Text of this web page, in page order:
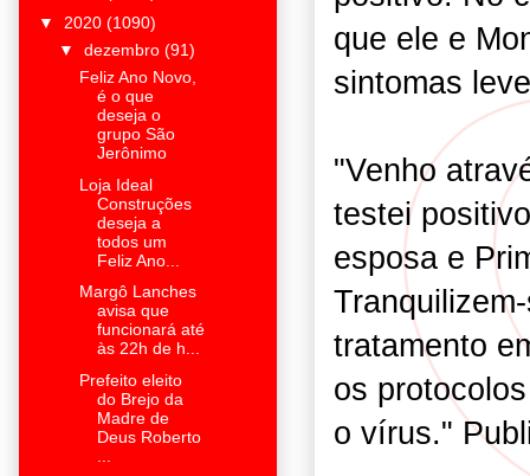
que ele e
sintomas
"Venho
testei
esposa e
tratamento
os
o vírus."
▼ 2020 (1090)
▼ dezembro (91)
Feliz Ano Novo,
é o que
deseja o
grupo São
Jerônimo
Loja Ideal
Construções
deseja a
todos um
Feliz Ano...
Margô Lanches
avisa que
funcionará até
às 22h de h...
Prefeito eleito
do Brejo da
Madre de
Deus Roberto